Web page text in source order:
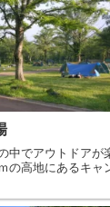
中でアウトドアが
の高地にあるキャ